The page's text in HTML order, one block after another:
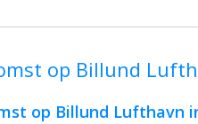
op Billund
op Billund Lufthavn